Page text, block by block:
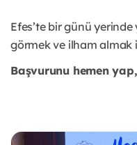
Efes’te bir günü
görmek ve ilham almak
Başvurunu hemen